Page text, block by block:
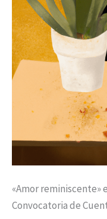
«Amor reminiscente»
Convocatoria de